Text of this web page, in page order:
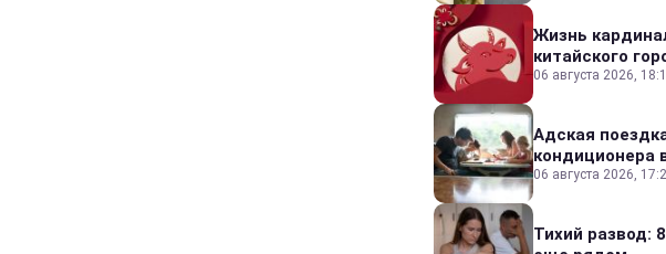
Жизнь
китайского
06 августа 2026,
Адская
кондиционера
06 августа 2026,
Тихий развод: